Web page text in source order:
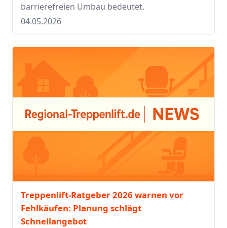
barrierefreien Umbau bedeutet.
04.05.2026
Treppenlift-Ratgeber 2026 warnen vor
Fehlkäufen: Planung schlägt
Schnellangebot